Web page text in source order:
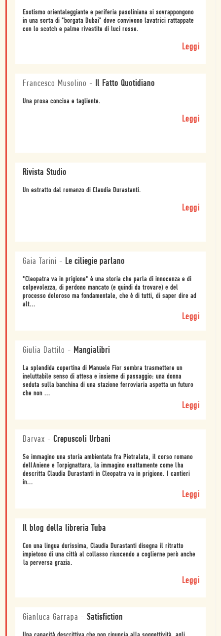
Esotismo orientaleggiante e periferia pasoliniana si sovrappongono
in una sorta di "borgata Dubai" dove convivono lavatrici rattappate
con lo scotch e palme rivestite di luci rosse.
Leggi
Francesco Musolino - Il Fatto Quotidiano
Una prosa concisa e tagliente.
Leggi
Rivista Studio
Un estratto dal romanzo di Claudia Durastanti.
Leggi
Gaia Tarini - Le ciliegie parlano
"Cleopatra va in prigione" è una storia che parla di innocenza e di
colpevolezza, di perdono mancato (e quindi da trovare) e del
processo doloroso ma fondamentale, che è di tutti, di saper dire ad
alt...
Leggi
Giulia Dattilo - Mangialibri
La splendida copertina di Manuele Fior sembra trasmettere un
ineluttabile senso di attesa e insieme di passaggio: una donna
seduta sulla banchina di una stazione ferroviaria aspetta un futuro
che non ...
Leggi
Darvax - Crepuscoli Urbani
Se immagino una storia ambientata fra Pietralata, il corso romano
dellAniene e Torpignattara, la immagino esattamente come lha
descritta Claudia Durastanti in Cleopatra va in prigione. I cantieri
in...
Leggi
Il blog della libreria Tuba
Con una lingua durissima, Claudia Durastanti disegna il ritratto
impietoso di una città al collasso riuscendo a coglierne però anche
la perversa grazia.
Leggi
Gianluca Garrapa - Satisfiction